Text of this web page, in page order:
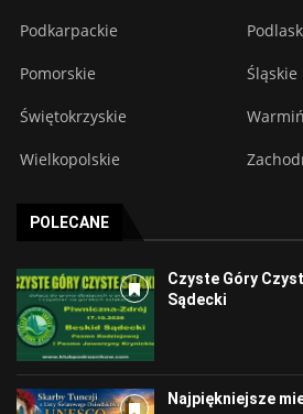
Podkarpackie
Pomorskie Śląskie
Świętokrzyskie
Wielkopolskie
POLECANE
Czyste Góry
Sądecki
Najpiękniejsze